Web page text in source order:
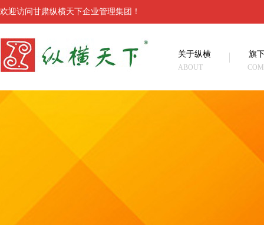
欢迎访问甘肃纵横天下企业管理集团！
关于纵横
ABOUT
旗